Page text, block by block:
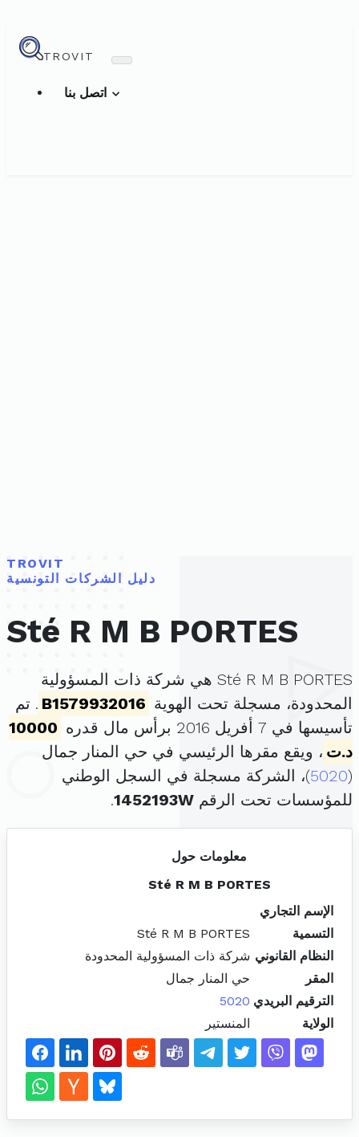
TROVIT
TROVIT
دليل الشركات التونسية
Sté R M B PORTES
Sté R M B PORTES هي شركة ذات المسؤولية
المحدودة، مسجلة تحت الهوية B1579932016 . تم
تأسيسها في 7 أفريل 2016 برأس مال قدره
10000
د.ت ، ويقع مقرها الرئيسي في حي المنار جمال
(
5020)، الشركة مسجلة في السجل الوطني
للمؤسسات تحت الرقم 1452193W
.
معلومات حول
Sté R M B PORTES
الإسم التجاري
التسمية
Sté R M B PORTES
النظام القانوني شركة ذات المسؤولية المحدودة
المقر
حي المنار جمال
الترقيم البريدي 5020
الولاية
المنستير